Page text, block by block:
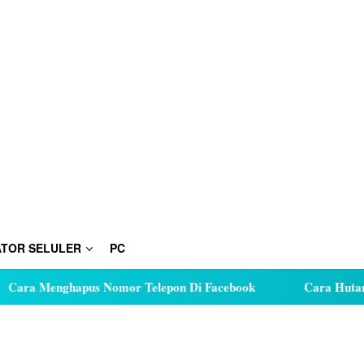
SELULER PC
Nomor Telepon Di Facebook Cara Hutang Kuota di